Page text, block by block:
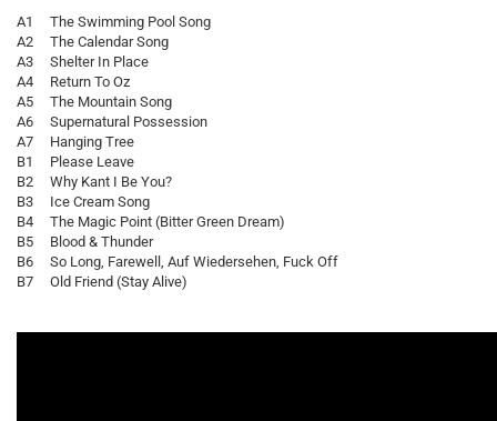
A1 The Swimming Pool Song
A2 The Calendar Song
A3 Shelter In Place
A4 Return To Oz
A5 The Mountain Song
A6 Supernatural Possession
A7 Hanging Tree
B1 Please Leave
B2 Why Kant I Be You?
B3 Ice Cream Song
B4 The Magic Point (Bitter Green Dream)
B5 Blood & Thunder
B6 So Long, Farewell, Auf Wiedersehen, Fuck Off
B7 Old Friend (Stay Alive)